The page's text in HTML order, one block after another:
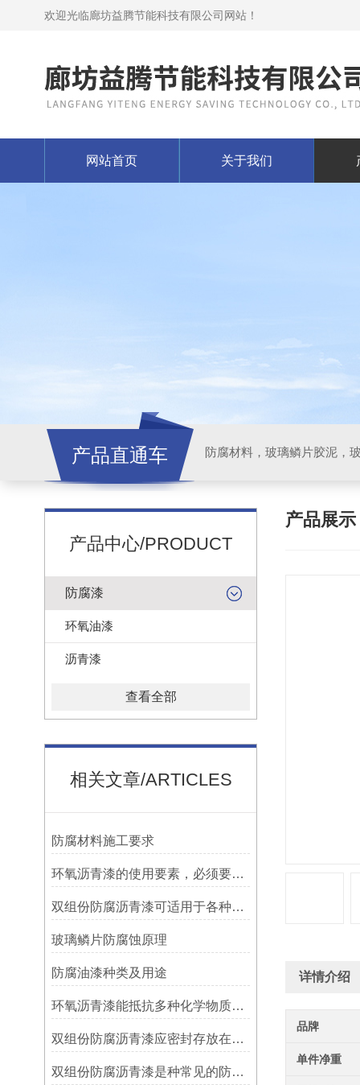
欢迎光临廊坊益腾节能科技有限公司网站！
网站首页 关于我们
产品直通车
产品中心/PRODUCT
防腐漆
环氧油漆
沥青漆
查看全部
相关文章/ARTICLES
防腐材料施工要求
环氧沥青漆的使用要素，必须要知道！
双组份防腐沥青漆可适用于各种材质的表面处理
玻璃鳞片防腐蚀原理
防腐油漆种类及用途
环氧沥青漆能抵抗多种化学物质的侵蚀
双组份防腐沥青漆应密封存放在阴凉、通风的地方
双组份防腐沥青漆是种常见的防腐涂料
产品展示
详情介绍
品牌
单件净重